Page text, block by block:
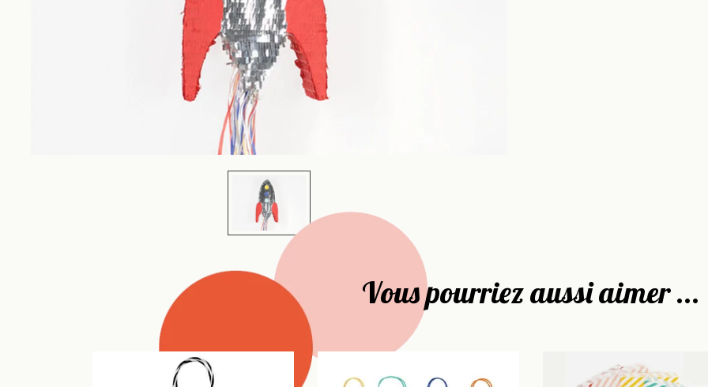
Vous pourriez aussi aimer ...